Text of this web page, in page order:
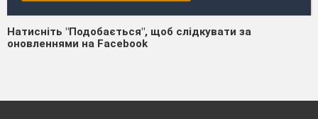
Натисніть "Подобається", щоб слідкувати за
оновленнями на Facebook